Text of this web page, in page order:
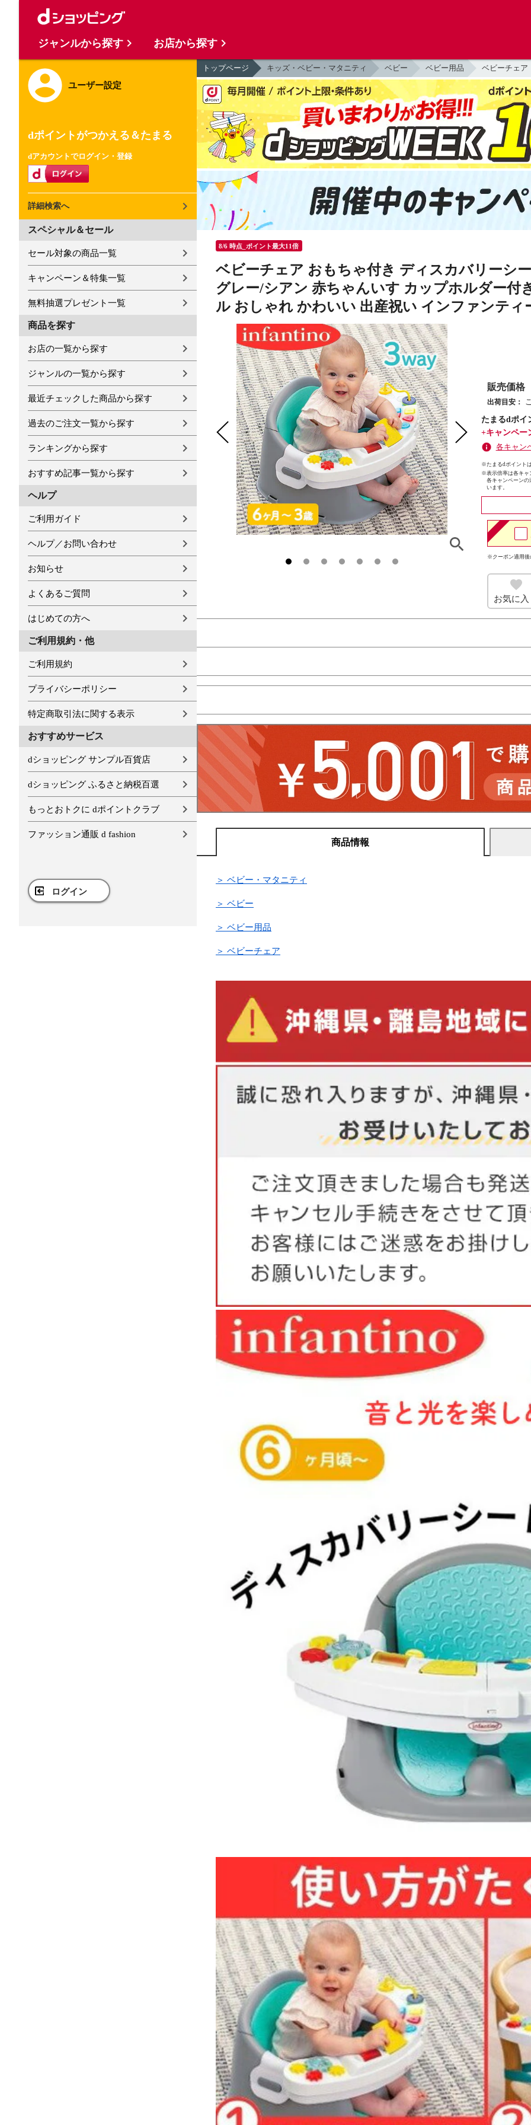
ユーザー設定
dポイントがつかえる＆たまる
dアカウントでログイン・登録
詳細検索へ
スペシャル＆セール
セール対象の商品一覧
キャンペーン＆特集一覧
無料抽選プレゼント一覧
商品を探す
お店の一覧から探す
ジャンルの一覧から探す
最近チェックした商品から探す
過去のご注文一覧から探す
ランキングから探す
おすすめ記事一覧から探す
ヘルプ
ご利用ガイド
ヘルプ／お問い合わせ
お知らせ
よくあるご質問
はじめての方へ
ご利用規約・他
ご利用規約
プライバシーポリシー
特定商取引法に関する表示
おすすめサービス
dショッピング サンプル百貨店
dショッピング ふるさと納税百選
もっとおトクに dポイントクラブ
ファッション通販 d fashion
ログイン
トップページ キッズ・ベビー・マタニティ ベビー ベビー用品 ベビーチェア
8/6 時点_ポイント最大11倍
ベビーチェア おもちゃ付き ディスカバリーシ
グレー/シアン 赤ちゃんいす カップホルダー付
ル おしゃれ かわいい 出産祝い インファンティ
販売価格
出荷目安：
たまるdポイ
+キャンペー
各キャン
※たまるdポイント
※表示倍率は各キャ
各キャンペーンの
います。
※クーポン適用後
お気に入
商品情報
＞ ベビー・マタニティ
＞ ベビー
＞ ベビー用品
＞ ベビーチェア
ジャンルから探す お店から探す